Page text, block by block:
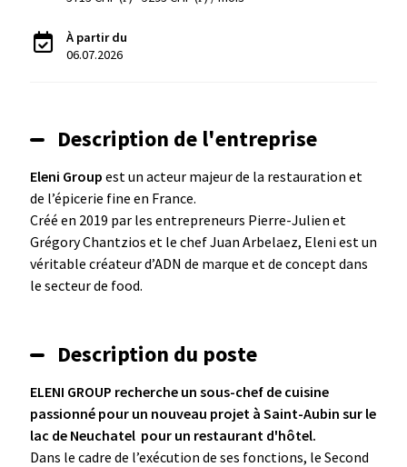
À partir du
06.07.2026
Description de l'entreprise
Eleni Group est un acteur majeur de la restauration et
de l’épicerie fine en France.
Créé en 2019 par les entrepreneurs Pierre-Julien et
Grégory Chantzios et le chef Juan Arbelaez, Eleni est un
véritable créateur d’ADN de marque et de concept dans
le secteur de food.
Description du poste
ELENI GROUP recherche un sous-chef de cuisine
passionné pour un nouveau projet à Saint-Aubin sur le
lac de Neuchatel pour un restaurant d'hôtel.
Dans le cadre de l’exécution de ses fonctions, le Second